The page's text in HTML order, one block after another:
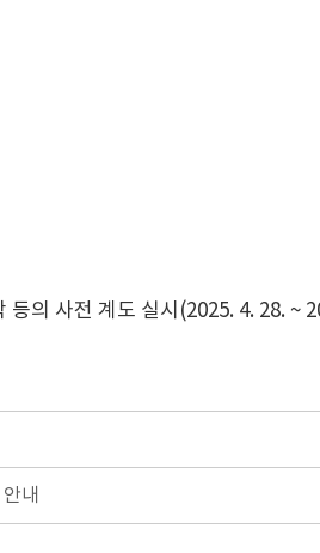
의 사전 계도 실시(2025. 4. 28. ~
내